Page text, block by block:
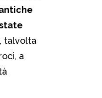
, talvolta
a